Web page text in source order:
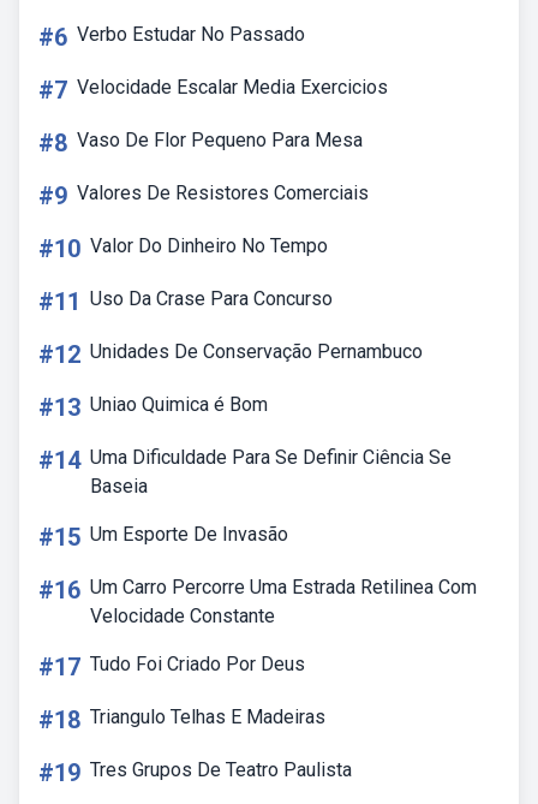
#6 Verbo Estudar No Passado
#7 Velocidade Escalar Media Exercicios
#8 Vaso De Flor Pequeno Para Mesa
#9 Valores De Resistores Comerciais
#10 Valor Do Dinheiro No Tempo
#11 Uso Da Crase Para Concurso
#12 Unidades De Conservação Pernambuco
#13 Uniao Quimica é Bom
#14 Uma Dificuldade Para Se Definir Ciência Se
Baseia
#15 Um Esporte De Invasão
#16 Um Carro Percorre Uma Estrada Retilinea Com
Velocidade Constante
#17 Tudo Foi Criado Por Deus
#18 Triangulo Telhas E Madeiras
#19 Tres Grupos De Teatro Paulista